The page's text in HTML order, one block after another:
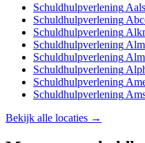
Schuldhulpverlening
Schuldhulpverlening
Schuldhulpverlening
Schuldhulpverlening
Schuldhulpverlening
Schuldhulpverlening
Schuldhulpverlening
Schuldhulpverlening
Bekijk alle locaties →